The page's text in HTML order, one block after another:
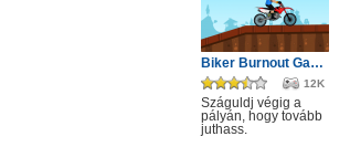
Biker Burnout Game
12K
Száguldj végig a
pályán, hogy tovább
juthass.